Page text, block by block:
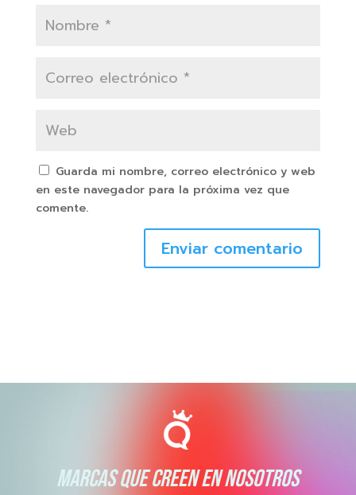
Guarda mi nombre, correo electrónico y web
en este navegador para la próxima vez que
comente.
Enviar comentario
MARCAS QUE CREEN EN NOSOTROS